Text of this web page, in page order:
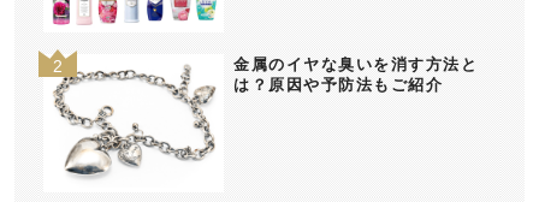
金属のイヤな臭いを消す方法と
は？原因や予防法もご紹介